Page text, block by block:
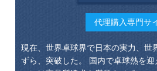
代理購入専門サ
現在、世界卓球界で日本の実力、世
ずら、突破した。 国内で卓球熱を